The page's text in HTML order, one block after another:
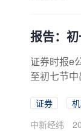
报告：
证券时报e
至初七节
证券
中新经纬